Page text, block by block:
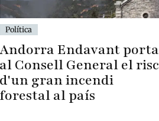
Política
Andorra Endavant porta
al Consell General el risc
d'un gran incendi
forestal al país